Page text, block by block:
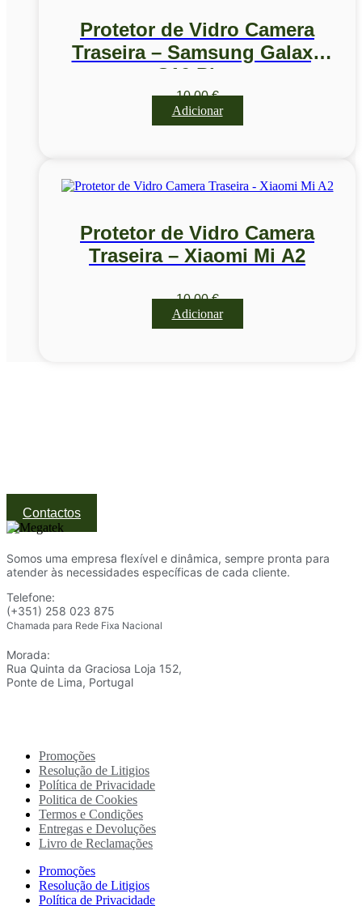
Protetor de Vidro Camera
Traseira – Samsung Galaxy
S10 Plus
10,00€
Adicionar
Protetor de Vidro Camera
Traseira – Xiaomi Mi A2
10,00€
Adicionar
Contactos
Somos uma empresa flexível e dinâmica, sempre pronta para
atender às necessidades específicas de cada cliente.
Telefone:
(+351) 258 023 875
Chamada para Rede Fixa Nacional
Morada:
Rua Quinta da Graciosa Loja 152,
Ponte de Lima, Portugal
Promoções
Resolução de Litigios
Política de Privacidade
Politica de Cookies
Termos e Condições
Entregas e Devoluções
Livro de Reclamações
Promoções
Resolução de Litigios
Política de Privacidade